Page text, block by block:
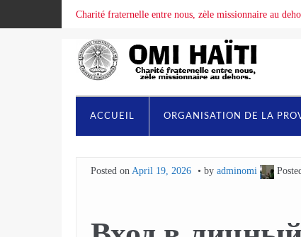
Charité fraternelle entre nous, zèle missionnaire au
ACCUEIL ORGANISATION DE LA
Posted onApril 19, 2026 by adminomi